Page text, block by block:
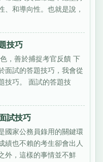
、和導向性。也就是說，
技巧
，善於捕捉考官反饋 下
面試的答題技巧，我會從
技巧。 面試的答題技
試技巧
國家公務員錄用的關鍵環
績也不賴的考生卻會出人
外，這樣的事情並不鮮